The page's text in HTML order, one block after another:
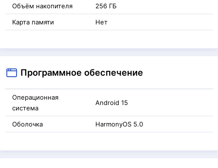
Объём накопителя 256 ГБ
Карта памяти Нет
Программное обеспечение
Операционная
система
Android 15
Оболочка HarmonyOS 5.0